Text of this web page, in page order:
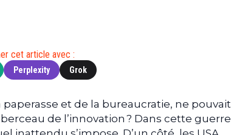
cet article avec :
Perplexity Grok
et de la bureaucratie, ne
de l’innovation ? Dans cette guerre